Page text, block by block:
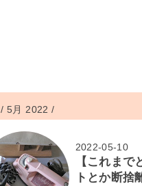
/5月 2022 /
2022-05-10
【これま
トとか断捨